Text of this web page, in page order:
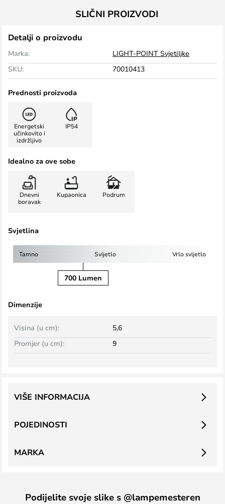
SLIČNI PROIZVODI
Detalji o proizvodu
Marka:
LIGHT-POINT Svjetiljke
SKU:
70010413
Prednosti proizvoda
Energetski
učinkovito i
izdržljivo
IP54
Idealno za ove sobe
Dnevni
boravak
Kupaonica Podrum
Svjetlina
Tamno Svijetlo Vrlo svijetlo
700 Lumen
Dimenzije
Visina (u cm):
5,6
Promjer (u cm):
9
POJEDINOSTI
VIŠE INFORMACIJA
MARKA
Podijelite svoje slike s @lampemesteren